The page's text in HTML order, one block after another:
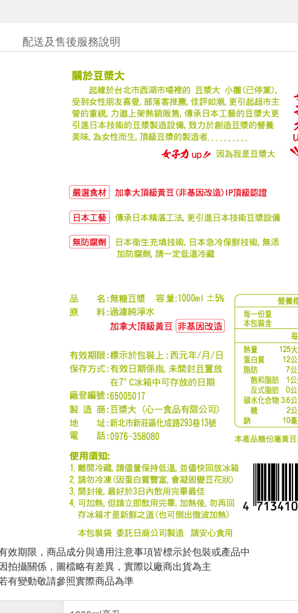
配送及售後服務說明
效期限，商品成分與適用注意事項皆標示於包裝或產品中
拍攝關係，圖檔略有差異，實際以廠商出貨為主
有變動敬請參照實際商品為準